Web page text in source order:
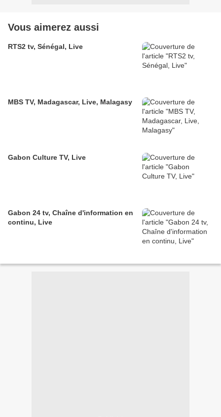
Vous aimerez aussi
RTS2 tv, Sénégal, Live
MBS TV, Madagascar, Live, Malagasy
Gabon Culture TV, Live
Gabon 24 tv, Chaîne d'information en
continu, Live